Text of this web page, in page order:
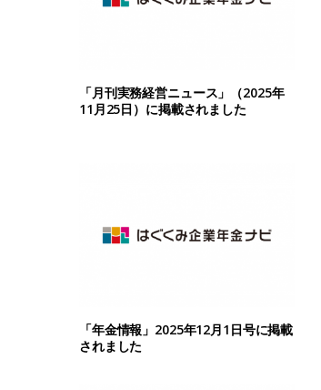
「月刊実務経営ニュース」（2025年
11月25日）に掲載されました
「年金情報」2025年12月1日号に掲載
されました